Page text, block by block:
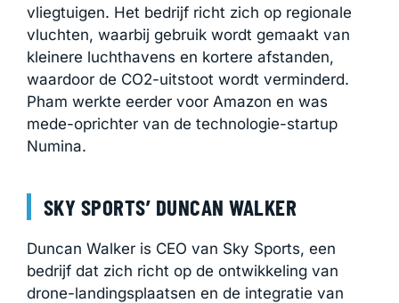
vliegtuigen. Het bedrijf richt zich op regionale
vluchten, waarbij gebruik wordt gemaakt van
kleinere luchthavens en kortere afstanden,
waardoor de CO2-uitstoot wordt verminderd.
Pham werkte eerder voor Amazon en was
mede-oprichter van de technologie-startup
Numina.
SKY SPORTS’ DUNCAN WALKER
Duncan Walker is CEO van Sky Sports, een
bedrijf dat zich richt op de ontwikkeling van
drone-landingsplaatsen en de integratie van